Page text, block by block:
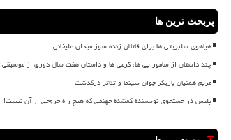
پربحث ترین ها
هیاهوی سلبریتی ها برای قاتلان زنده سوز میدان علیخانی
چند داستان از سامورایی ها، گرمی ها و داستان هفت سال دوری از موسیقی!
مریم همتیان بازیگر جوان سینما و تئاتر درگذشت
پلیس در جستجوی نویسنده گمشده جهنمی که هیچ راه خروجی از آن نیست!